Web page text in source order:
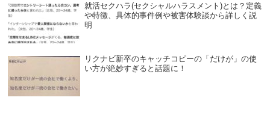
就活セクハラ(セクシャルハラスメント)とは？定義
や特徴、具体的事件例や被害体験談から詳しく説
明
リクナビ新卒のキャッチコピーの「だけが」の使
い方が絶妙すぎると話題に！